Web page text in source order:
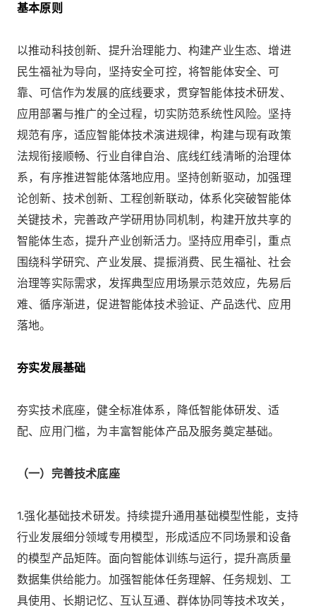
基本原则
以推动科技创新、提升治理能力、构建产业生态、增进
民生福祉为导向，坚持安全可控，将智能体安全、可
靠、可信作为发展的底线要求，贯穿智能体技术研发、
应用部署与推广的全过程，切实防范系统性风险。坚持
规范有序，适应智能体技术演进规律，构建与现有政策
法规衔接顺畅、行业自律自治、底线红线清晰的治理体
系，有序推进智能体落地应用。坚持创新驱动，加强理
论创新、技术创新、工程创新联动，体系化突破智能体
关键技术，完善政产学研用协同机制，构建开放共享的
智能体生态，提升产业创新活力。坚持应用牵引，重点
围绕科学研究、产业发展、提振消费、民生福祉、社会
治理等实际需求，发挥典型应用场景示范效应，先易后
难、循序渐进，促进智能体技术验证、产品迭代、应用
落地。
夯实发展基础
夯实技术底座，健全标准体系，降低智能体研发、适
配、应用门槛，为丰富智能体产品及服务奠定基础。
（一）完善技术底座
1.强化基础技术研发。持续提升通用基础模型性能，支持
行业发展细分领域专用模型，形成适应不同场景和设备
的模型产品矩阵。面向智能体训练与运行，提升高质量
数据集供给能力。加强智能体任务理解、任务规划、工
具使用、长期记忆、互认互通、群体协同等技术攻关，